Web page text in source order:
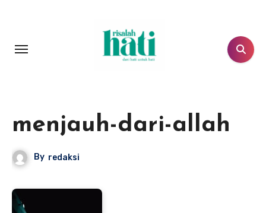
menjauh-dari-allah
By redaksi